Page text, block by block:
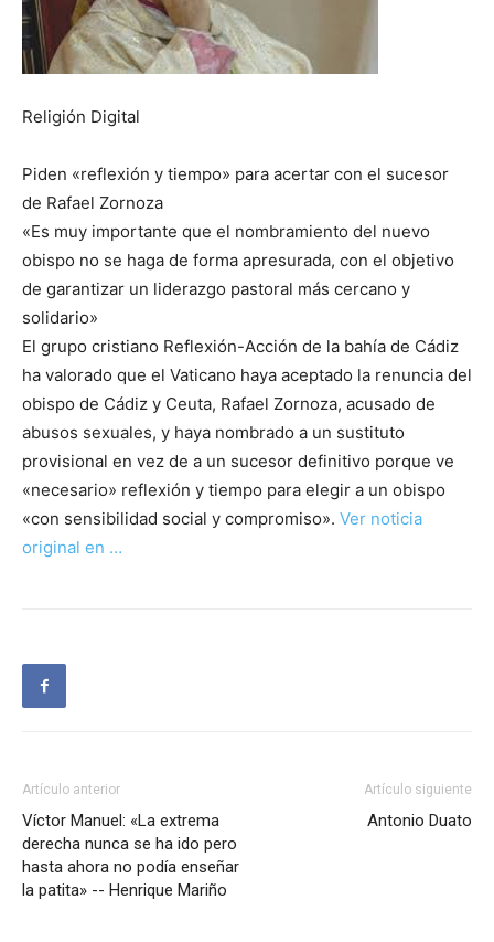
Religión Digital
Piden «reflexión y tiempo» para acertar con el sucesor
de Rafael Zornoza
«Es muy importante que el nombramiento del nuevo
obispo no se haga de forma apresurada, con el objetivo
de garantizar un liderazgo pastoral más cercano y
solidario»
El grupo cristiano Reflexión-Acción de la bahía de Cádiz
ha valorado que el Vaticano haya aceptado la renuncia del
obispo de Cádiz y Ceuta, Rafael Zornoza, acusado de
abusos sexuales, y haya nombrado a un sustituto
provisional en vez de a un sucesor definitivo porque ve
«necesario» reflexión y tiempo para elegir a un obispo
«con sensibilidad social y compromiso». Ver noticia
original en …
Artículo anterior
Víctor Manuel: «La extrema
derecha nunca se ha ido pero
hasta ahora no podía enseñar
la patita» -- Henrique Mariño
Artículo siguiente
Antonio Duato